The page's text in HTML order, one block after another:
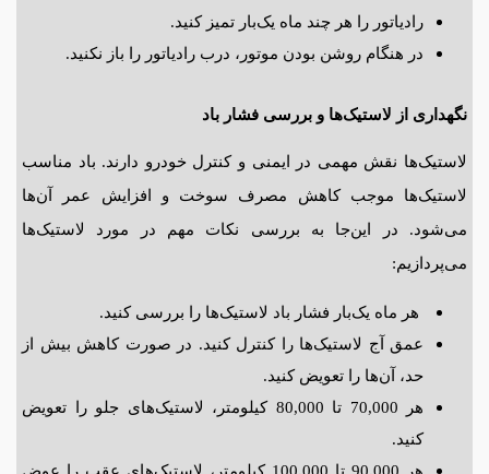
رادیاتور را هر چند ماه یک‌بار تمیز کنید.
در هنگام روشن بودن موتور، درب رادیاتور را باز نکنید.
نگهداری از لاستیک‌ها و بررسی فشار باد
لاستیک‌ها نقش مهمی در ایمنی و کنترل خودرو دارند. باد مناسب
لاستیک‌ها موجب کاهش مصرف سوخت و افزایش عمر آن‌ها
می‌شود. در این‌جا به بررسی نکات مهم در مورد لاستیک‌ها
می‌پردازیم:
هر ماه یک‌بار فشار باد لاستیک‌ها را بررسی کنید.
عمق آج لاستیک‌ها را کنترل کنید. در صورت کاهش بیش از
حد، آن‌ها را تعویض کنید.
هر 70,000 تا 80,000 کیلومتر، لاستیک‌های جلو را تعویض
کنید.
هر 90,000 تا 100,000 کیلومتر، لاستیک‌های عقب را عوض